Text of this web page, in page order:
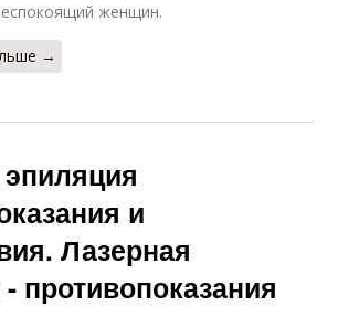
женщин.
→
и
Лазерная
противопоказания